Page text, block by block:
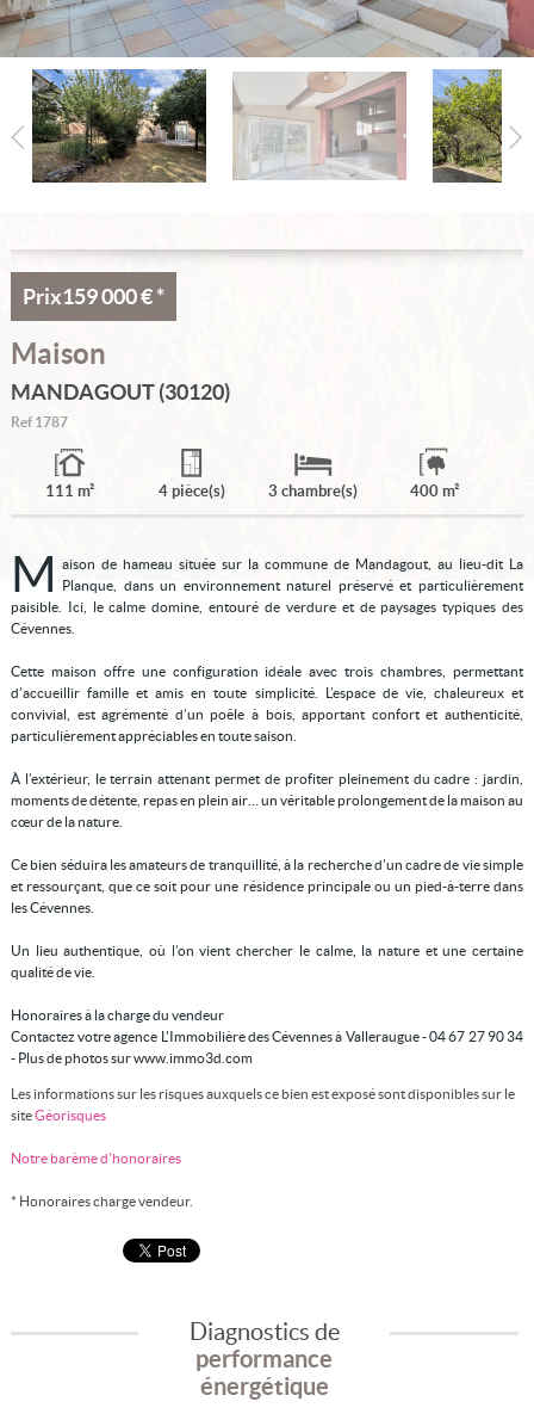
Accueil
Nos offres
Alerte email
Notre agence
Prix159 000 €*
Maison
MANDAGOUT (30120)
Ref 1787
111 m² 4 pièce(s) 3 chambre(s) 400 m²
M
aison de hameau située sur la commune de Mandagout, au lieu-dit La
Planque, dans un environnement naturel préservé et particulièrement
paisible. Ici, le calme domine, entouré de verdure et de paysages typiques des
Cévennes.
Cette maison offre une configuration idéale avec trois chambres, permettant
d’accueillir famille et amis en toute simplicité. L’espace de vie, chaleureux et
convivial, est agrémenté d’un poêle à bois, apportant confort et authenticité,
particulièrement appréciables en toute saison.
À l’extérieur, le terrain attenant permet de profiter pleinement du cadre : jardin,
moments de détente, repas en plein air… un véritable prolongement de la maison au
cœur de la nature.
Ce bien séduira les amateurs de tranquillité, à la recherche d’un cadre de vie simple
et ressourçant, que ce soit pour une résidence principale ou un pied-à-terre dans
les Cévennes.
Un lieu authentique, où l’on vient chercher le calme, la nature et une certaine
qualité de vie.
Honoraires à la charge du vendeur
Contactez votre agence L'Immobilière des Cévennes à Valleraugue - 04 67 27 90 34
- Plus de photos sur www.immo3d.com
Les informations sur les risques auxquels ce bien est exposé sont disponibles sur le
siteGéorisques
Notre barème d'honoraires
* Honoraires charge vendeur.
Diagnostics de
performance
énergétique